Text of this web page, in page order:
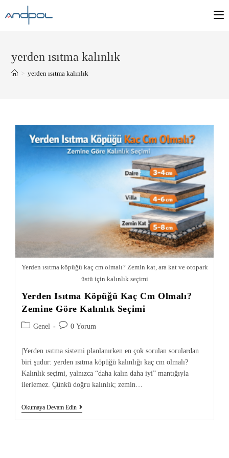
yerden ısıtma kalınlık
> yerden ısıtma kalınlık
Yerden ısıtma köpüğü kaç cm olmalı? Zemin kat, ara kat ve otopark
üstü için kalınlık seçimi
Yerden Isıtma Köpüğü Kaç Cm Olmalı?
Zemine Göre Kalınlık Seçimi
Genel 0 Yorum
|Yerden ısıtma sistemi planlanırken en çok sorulan sorulardan
biri şudur: yerden ısıtma köpüğü kalınlığı kaç cm olmalı?
Kalınlık seçimi, yalnızca “daha kalın daha iyi” mantığıyla
ilerlemez. Çünkü doğru kalınlık; zemin…
Okumaya Devam Edin